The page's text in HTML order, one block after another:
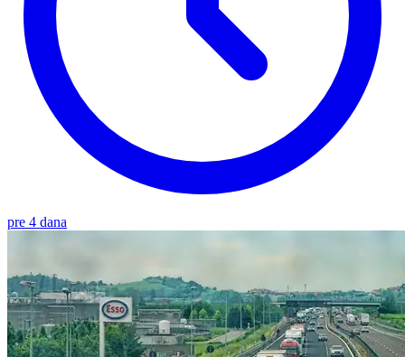
pre 4 dana